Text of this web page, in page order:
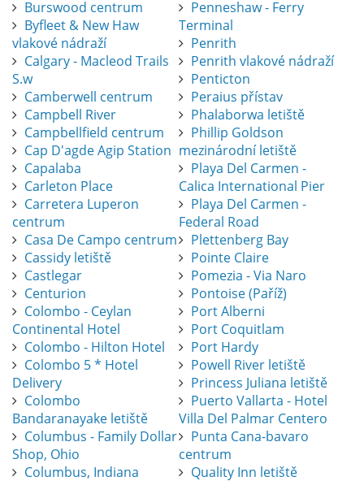
Burswood centrum
Byfleet & New Haw
vlakové nádraží
Calgary - Macleod Trails
S.w
Camberwell centrum
Campbell River
Campbellfield centrum
Cap D'agde Agip Station
Capalaba
Carleton Place
Carretera Luperon
centrum
Casa De Campo centrum
Cassidy letiště
Castlegar
Centurion
Colombo - Ceylan
Continental Hotel
Colombo - Hilton Hotel
Colombo 5 * Hotel
Delivery
Colombo
Bandaranayake letiště
Columbus - Family Dollar
Shop, Ohio
Columbus, Indiana
Penneshaw - Ferry
Terminal
Penrith
Penrith vlakové nádraží
Penticton
Peraius přístav
Phalaborwa letiště
Phillip Goldson
mezinárodní letiště
Playa Del Carmen -
Calica International Pier
Playa Del Carmen -
Federal Road
Plettenberg Bay
Pointe Claire
Pomezia - Via Naro
Pontoise (Paříž)
Port Alberni
Port Coquitlam
Port Hardy
Powell River letiště
Princess Juliana letiště
Puerto Vallarta - Hotel
Villa Del Palmar Centero
Punta Cana-bavaro
centrum
Quality Inn letiště